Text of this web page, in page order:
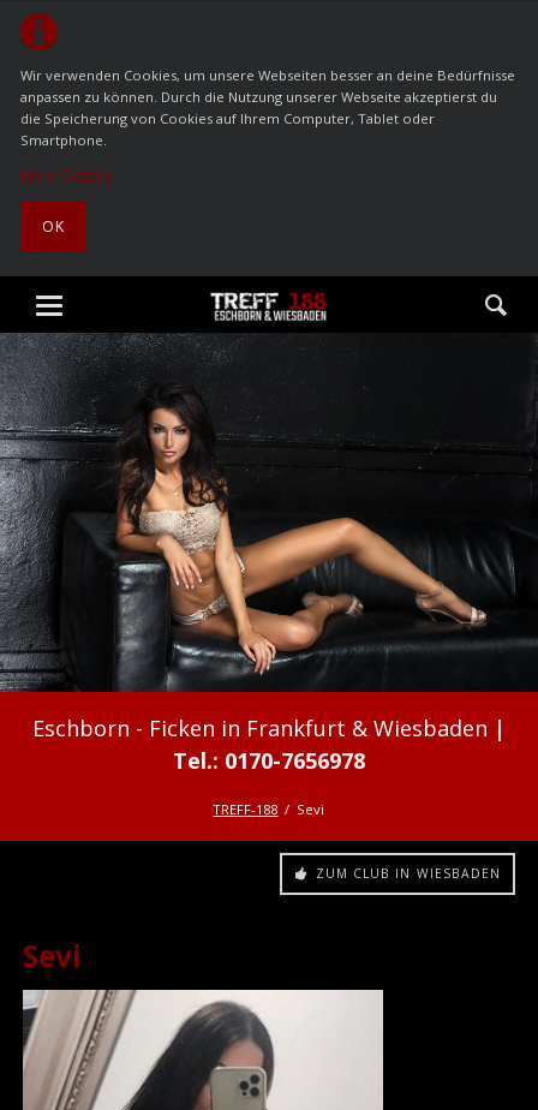
Wir verwenden Cookies, um unsere Webseiten besser an deine Bedürfnisse
anpassen zu können. Durch die Nutzung unserer Webseite akzeptierst du
die Speicherung von Cookies auf Ihrem Computer, Tablet oder
Smartphone.
Mehr Details
OK
Ficken in Frankfurt & Wiesbaden
TREFF-188 Sevi
ZUM CLUB IN WIESBADEN
Sevi